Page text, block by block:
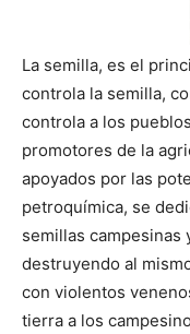
La semilla, es el
controla la semilla,
controla a los
promotores de la
apoyados por las
petroquímica, se
semillas campesinas
destruyendo al
con violentos
tierra a los